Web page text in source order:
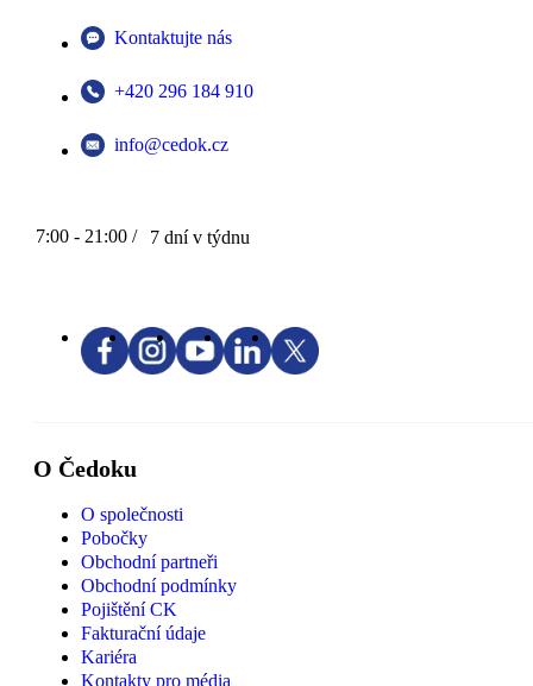
Kontaktujte nás
+420 296 184 910
info@cedok.cz
7:00 - 21:00 / 7 dní v týdnu
O Čedoku
O společnosti
Pobočky
Obchodní partneři
Obchodní podmínky
Pojištění CK
Fakturační údaje
Kariéra
Kontakty pro média